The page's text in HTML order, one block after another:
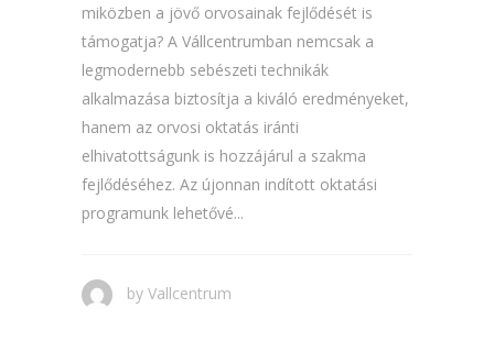
miközben a jövő orvosainak fejlődését is
támogatja? A Vállcentrumban nemcsak a
legmodernebb sebészeti technikák
alkalmazása biztosítja a kiváló eredményeket,
hanem az orvosi oktatás iránti
elhivatottságunk is hozzájárul a szakma
fejlődéséhez. Az újonnan indított oktatási
programunk lehetővé...
by Vallcentrum